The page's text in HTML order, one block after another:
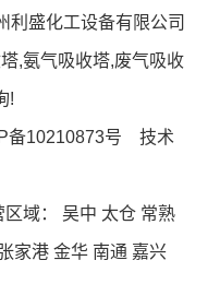
利盛化工设备有限公司
,氨气吸收塔,废气吸收
!
备10210873号 技术
域： 吴中 太仓 常熟
家港 金华 南通 嘉兴